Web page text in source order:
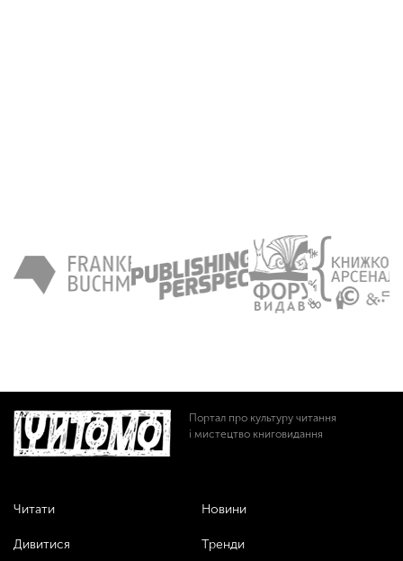
Портал про культуру читання
і мистецтво книговидання
Читати
Дивитися
Новини
Тренди